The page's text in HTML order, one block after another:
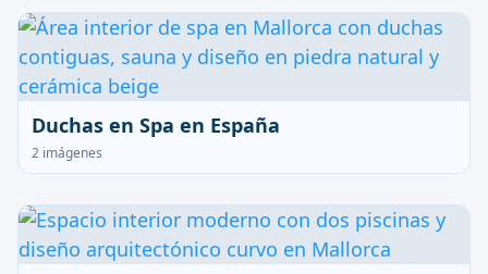
Duchas en Spa en España
2 imágenes